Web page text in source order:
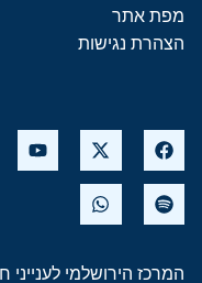
מפת אתר
הצהרת נגישות
המרכז הירושלמי לענייני